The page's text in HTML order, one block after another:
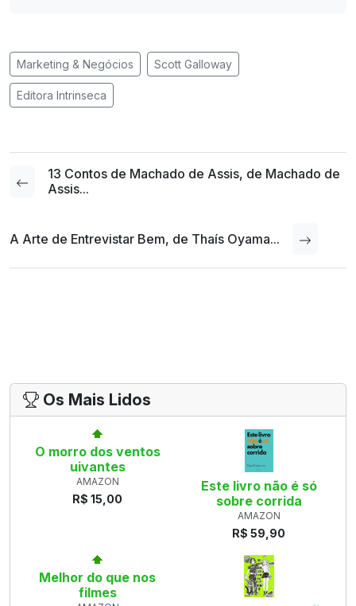
Marketing & Negócios Scott Galloway
Editora Intrinseca
13 Contos de Machado de Assis, de Machado de
Assis...
A Arte de Entrevistar Bem, de Thaís Oyama...
Os Mais Lidos
O morro dos ventos
uivantes
AMAZON
R$ 15,00
Este livro não é só
sobre corrida
AMAZON
R$ 59,90
Melhor do que nos
filmes